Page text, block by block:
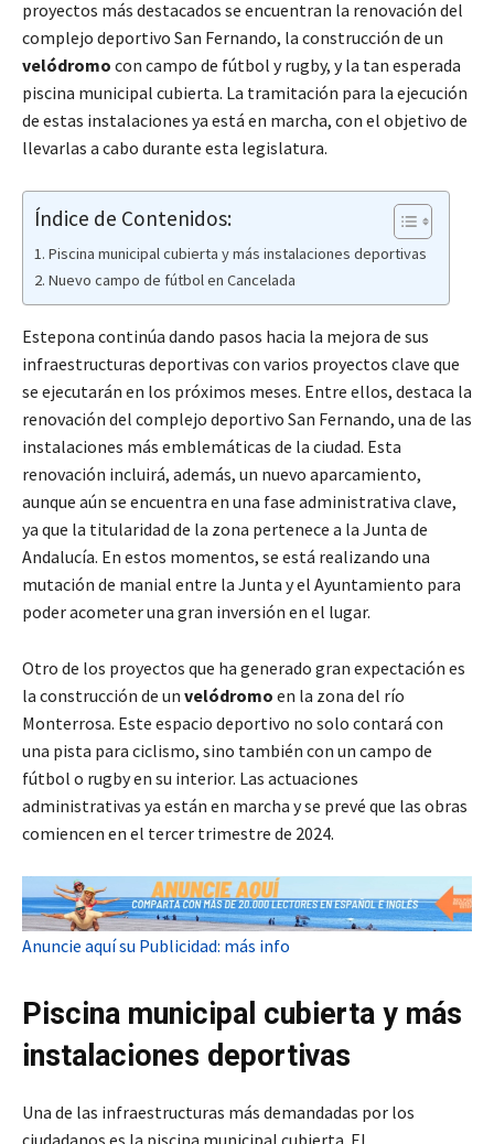
proyectos más destacados se encuentran la renovación del
complejo deportivo San Fernando, la construcción de un
velódromo con campo de fútbol y rugby, y la tan esperada
piscina municipal cubierta. La tramitación para la ejecución
de estas instalaciones ya está en marcha, con el objetivo de
llevarlas a cabo durante esta legislatura.
Índice de Contenidos:
Piscina municipal cubierta y más instalaciones deportivas
Nuevo campo de fútbol en Cancelada
Estepona continúa dando pasos hacia la mejora de sus
infraestructuras deportivas con varios proyectos clave que
se ejecutarán en los próximos meses. Entre ellos, destaca la
renovación del complejo deportivo San Fernando, una de las
instalaciones más emblemáticas de la ciudad. Esta
renovación incluirá, además, un nuevo aparcamiento,
aunque aún se encuentra en una fase administrativa clave,
ya que la titularidad de la zona pertenece a la Junta de
Andalucía. En estos momentos, se está realizando una
mutación de manial entre la Junta y el Ayuntamiento para
poder acometer una gran inversión en el lugar.
Otro de los proyectos que ha generado gran expectación es
la construcción de un velódromo en la zona del río
Monterrosa. Este espacio deportivo no solo contará con
una pista para ciclismo, sino también con un campo de
fútbol o rugby en su interior. Las actuaciones
administrativas ya están en marcha y se prevé que las obras
comiencen en el tercer trimestre de 2024.
Anuncie aquí su Publicidad: más info
Piscina municipal cubierta y más
instalaciones deportivas
Una de las infraestructuras más demandadas por los
ciudadanos es la piscina municipal cubierta. El